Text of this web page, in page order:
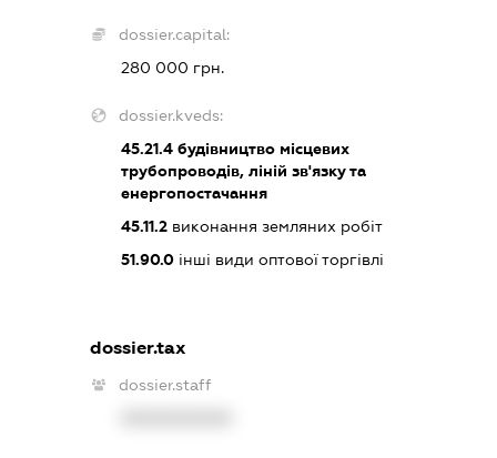
dossier.capital:
280 000 грн.
dossier.kveds:
45.21.4будівництво місцевих
трубопроводів, ліній зв'язку та
енергопостачання
45.11.2виконання земляних робіт
51.90.0інші види оптової торгівлі
dossier.tax
dossier.staff